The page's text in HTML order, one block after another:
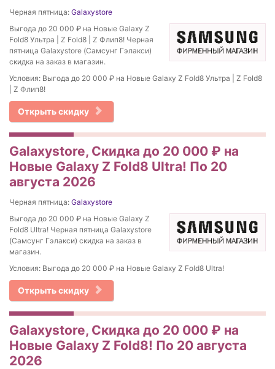
Черная пятница: Galaxystore
Выгода до 20 000 ₽ на Новые Galaxy Z
Fold8 Ультра | Z Fold8 | Z Флип8! Черная
пятница Galaxystore (Самсунг Гэлакси)
скидка на заказ в магазин.
Условия: Выгода до 20 000 ₽ на Новые Galaxy Z Fold8 Ультра | Z Fold8
| Z Флип8!
Открыть скидку
Galaxystore, Скидка до 20 000 ₽ на
Новые Galaxy Z Fold8 Ultra! По 20
августа 2026
Черная пятница: Galaxystore
Выгода до 20 000 ₽ на Новые Galaxy Z
Fold8 Ultra! Черная пятница Galaxystore
(Самсунг Гэлакси) скидка на заказ в
магазин.
Условия: Выгода до 20 000 ₽ на Новые Galaxy Z Fold8 Ultra!
Открыть скидку
Galaxystore, Скидка до 20 000 ₽ на
Новые Galaxy Z Fold8! По 20 августа
2026